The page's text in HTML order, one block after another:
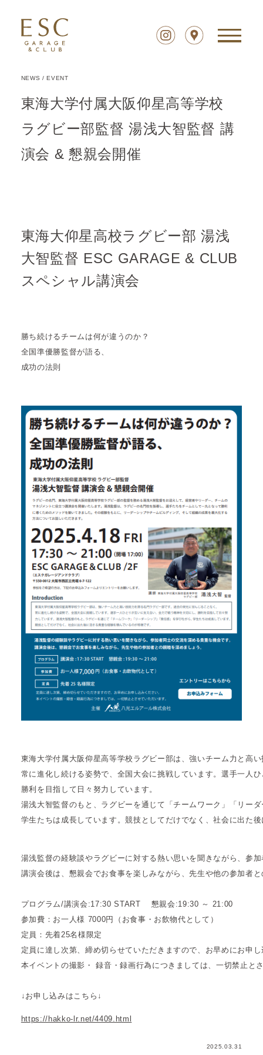
NEWS /EVENT
東海大学付属大阪仰星高等学校
ラグビー部監督 湯浅大智監督 講
演会 & 懇親会開催
東海大仰星高校ラグビー部 湯浅
大智監督 ESC GARAGE & CLUB
スペシャル講演会
勝ち続けるチームは何が違うのか？
全国準優勝監督が語る、
成功の法則
東海大学付属大阪仰星高等学校ラグビー部は、強いチーム力と高
常に進化し続ける姿勢で、全国大会に挑戦しています。選手一人
勝利を目指して日々努力しています。
湯浅大智監督のもと、ラグビーを通じて「チームワーク」「リー
学生たちは成長しています。競技としてだけでなく、社会に出た
湯浅監督の経験談やラグビーに対する熱い思いを聞きながら、参
講演会後は、懇親会でお食事を楽しみながら、先生や他の参加者
プログラム/講演会:17:30 START 　懇親会:19:30 ～ 21:00
参加費：お一人様 7000円（お食事・お飲物代として）
定員：先着25名様限定
定員に達し次第、締め切らせていただきますので、お早めにお申
本イベントの撮影・ 録音・録画行為につきましては、一切禁止と
↓お申し込みはこちら↓
https://hakko-lr.net/4409.html
2025.03.31